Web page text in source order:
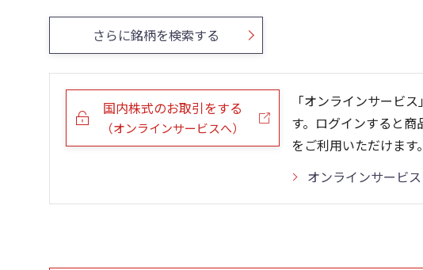
さらに銘柄を検索する
国内株式のお取引をする
（オンラインサービスへ）
「オンラインサービ
す。ログインすると
をご利用いただけます。
オンラインサービス